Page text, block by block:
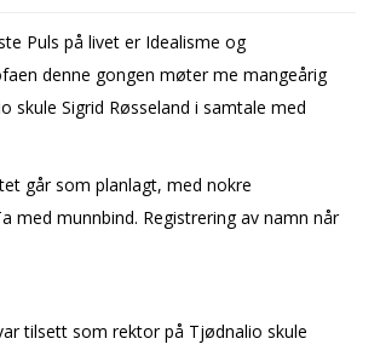
Puls på livet er Idealisme og
denne gongen møter me mangeårig
skule Sigrid Røsseland i samtale med
går som planlagt, med nokre
med munnbind. Registrering av namn når
tilsett som rektor på Tjødnalio skule